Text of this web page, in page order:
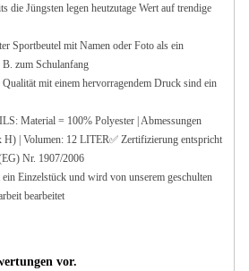
die Jüngsten legen heutzutage Wert auf trendige
Sportbeutel mit Namen oder Foto als ein
zum Schulanfang
Qualität mit einem hervorragendem Druck sind ein
Material = 100% Polyester | Abmessungen
| Volumen: 12 LITER✅ Zertifizierung entspricht
Nr. 1907/2006
Einzelstück und wird von unserem geschulten
bearbeitet
vor.